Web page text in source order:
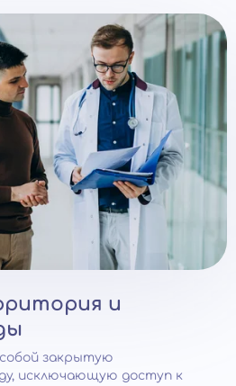
и
закрытую
исключающую доступ к